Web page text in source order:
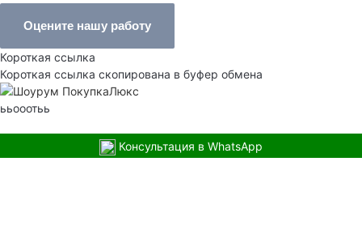
Оцените нашу работу
Короткая ссылка
Короткая ссылка скопирована в буфер обмена
ььооотьь
Консультация в WhatsApp